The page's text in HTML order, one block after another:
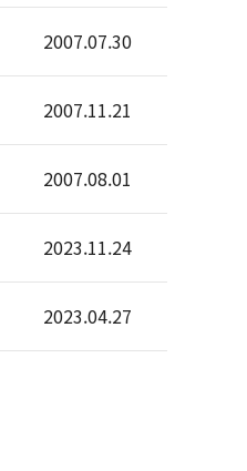
2007.07.30
2007.11.21
2007.08.01
2023.11.24
2023.04.27